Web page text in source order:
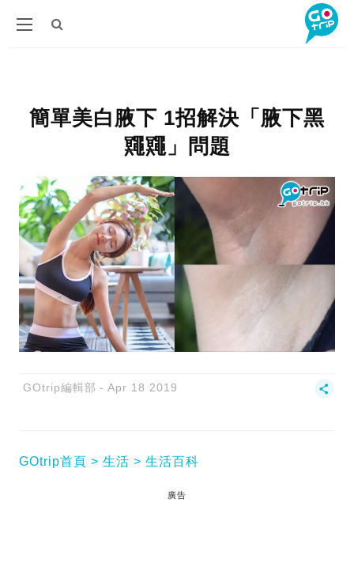
簡單美白腋下 1招解決「腋下黑
鼆鼆」問題
GOtrip編輯部 Apr 18 2019
GOtrip首頁 生活 生活百科
廣告